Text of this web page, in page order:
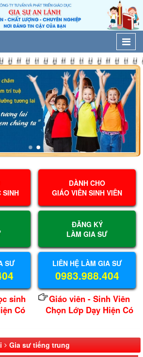
SINH
SƯ
sinh
Có
DÀNH CHO
GIÁO VIÊN SINH VIÊN
ĐĂNG KÝ
LÀM GIA SƯ
LIÊN HỆ LÀM GIA SƯ
0983.988.404
Giáo viên - Sinh Viên
Chọn Lớp Dạy Hiện Có
Gia sư tiếng trung